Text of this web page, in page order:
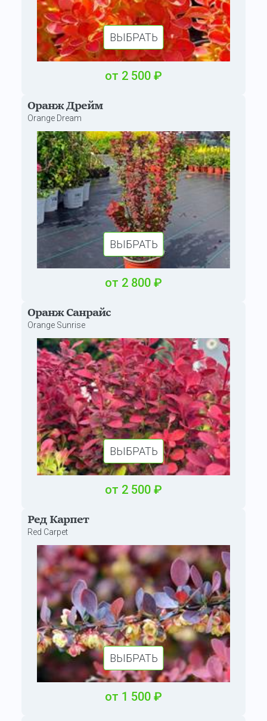
ВЫБРАТЬ
от 2 500 ₽
Оранж Дрейм
Orange Dream
ВЫБРАТЬ
от 2 800 ₽
Оранж Санрайс
Orange Sunrise
ВЫБРАТЬ
от 2 500 ₽
Ред Карпет
Red Carpet
ВЫБРАТЬ
от 1 500 ₽